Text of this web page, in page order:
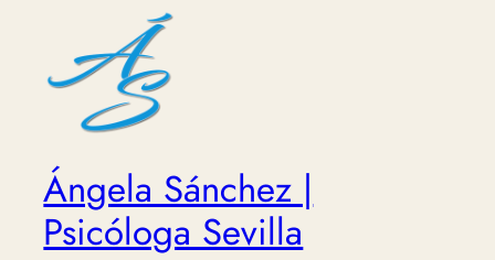
Ángela Sánchez |
Psicóloga Sevilla